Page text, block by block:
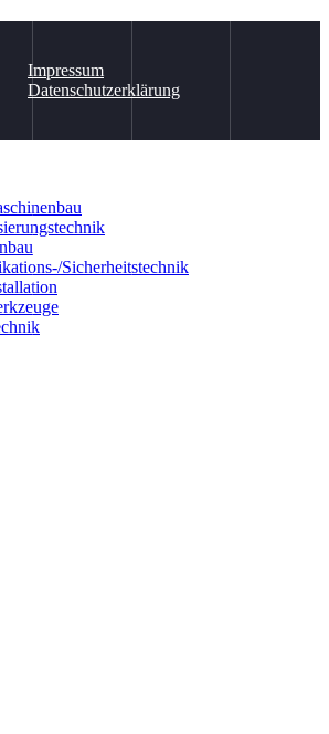
Impressum
Datenschutzerklärung
Sicherheitstechnik